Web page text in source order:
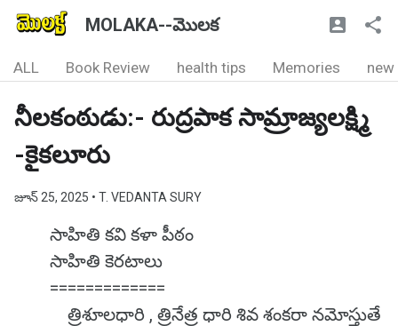
MOLAKA--మొలక
ALL Book Review health tips Memories new
నీలకంఠుడు:- రుద్రపాక సామ్రాజ్యలక్ష్మి
-కైకలూరు
జూన్ 25, 2025 • T. VEDANTA SURY
సాహితి కవి కళా పీఠం
సాహితి కెరటాలు
=============
త్రిశూలధారి , త్రినేత్ర ధారి శివ శంకరా నమోస్తుతే